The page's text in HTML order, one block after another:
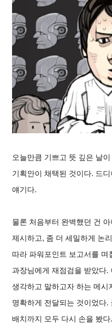
오늘만큼 기쁘고 뜻 깊은 날
기획안이 채택된 것이다. 드디
얘기다.
물론 처음부터 완벽했던 건
제시하고, 좀 더 세밀하게 논
따라 파워포인트 보고서를 며
과장님에게 재점검을 받았다.
생각하고 말하고자 하는 메시
명확하게 전달되는 것이었다
배치까지 모두 다시 손을 봤다.